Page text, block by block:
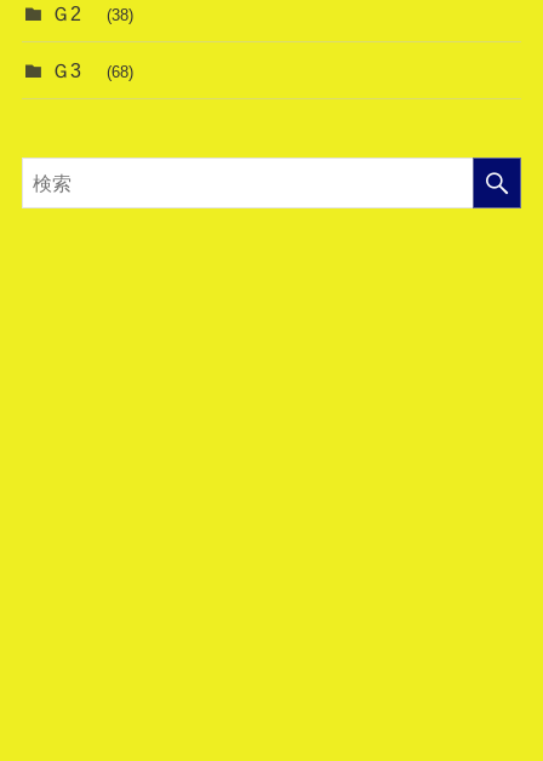
Ｇ2 (38)
Ｇ3 (68)